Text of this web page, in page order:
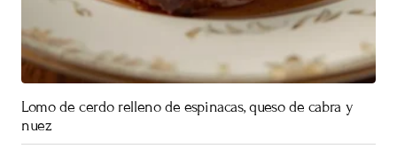
Lomo de cerdo relleno de espinacas, queso de cabra y
nuez